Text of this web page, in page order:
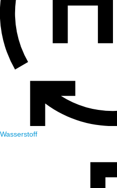
Wasserstoff